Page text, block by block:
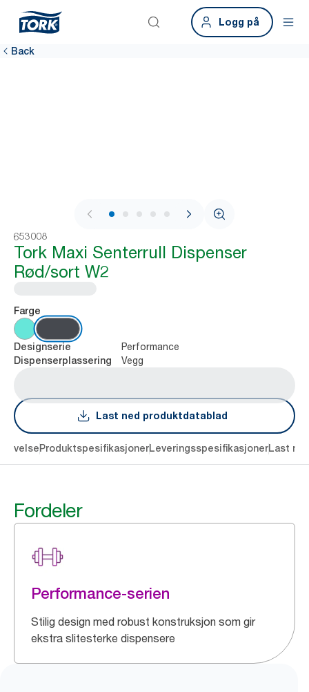
Logg på
Back
1 / 9
653008
Tork Maxi Senterrull Dispenser
Rød/sort W2
Farge
Designserie Performance
Dispenserplassering Vegg
Last ned produktdatablad
ProduktspesifikasjonerLeveringsspesifikasjonerLast
Fordeler
Performance-serien
Stilig design med robust konstruksjon som gir
ekstra slitesterke dispensere